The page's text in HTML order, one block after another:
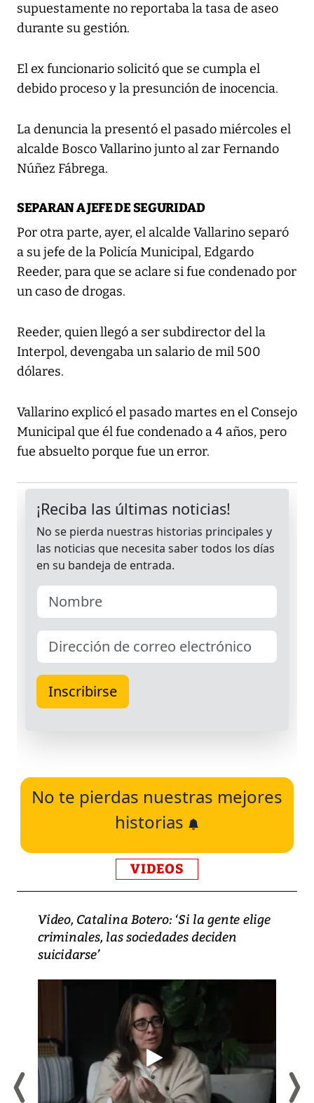
supuestamente no reportaba la tasa de aseo
durante su gestión.
El ex funcionario solicitó que se cumpla el
debido proceso y la presunción de inocencia.
La denuncia la presentó el pasado miércoles el
alcalde Bosco Vallarino junto al zar Fernando
Núñez Fábrega.
SEPARAN A JEFE DE SEGURIDAD
Por otra parte, ayer, el alcalde Vallarino separó
a su jefe de la Policía Municipal, Edgardo
Reeder, para que se aclare si fue condenado por
un caso de drogas.
Reeder, quien llegó a ser subdirector del la
Interpol, devengaba un salario de mil 500
dólares.
Vallarino explicó el pasado martes en el Consejo
Municipal que él fue condenado a 4 años, pero
fue absuelto porque fue un error.
No te pierdas nuestras mejores
historias
VIDEOS
Video, Catalina Botero: ‘Si la gente elige
criminales, las sociedades deciden
suicidarse’